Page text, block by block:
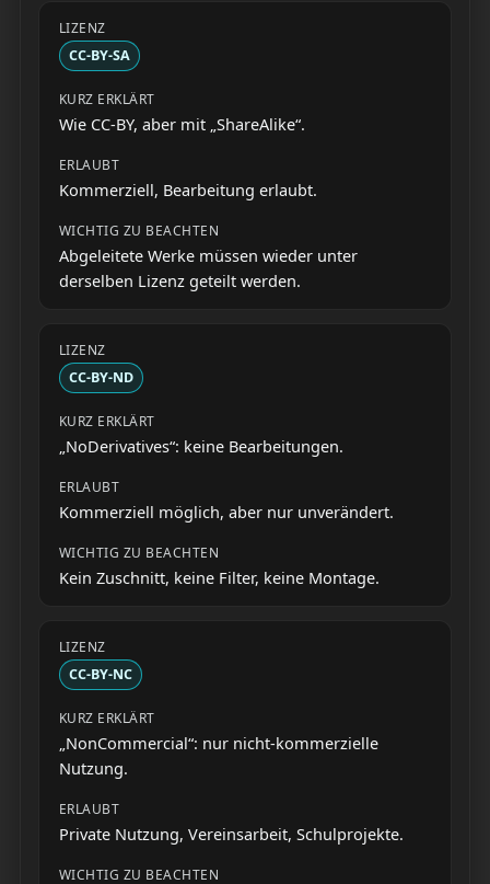
CC-BY-SA
Wie CC-BY, aber mit „ShareAlike“.
Kommerziell, Bearbeitung erlaubt.
Abgeleitete Werke müssen wieder unter
derselben Lizenz geteilt werden.
CC-BY-ND
„NoDerivatives“: keine Bearbeitungen.
Kommerziell möglich, aber nur unverändert.
Kein Zuschnitt, keine Filter, keine Montage.
CC-BY-NC
„NonCommercial“: nur nicht-kommerzielle
Nutzung.
Private Nutzung, Vereinsarbeit, Schulprojekte.